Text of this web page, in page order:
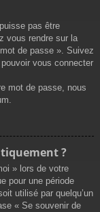
pas être
vous rendre sur la
de passe ». Suivez
vous connecter
mot de passe, nous
?
» lors de votre
pour une période
utilisé par quelqu’un
« Se souvenir de